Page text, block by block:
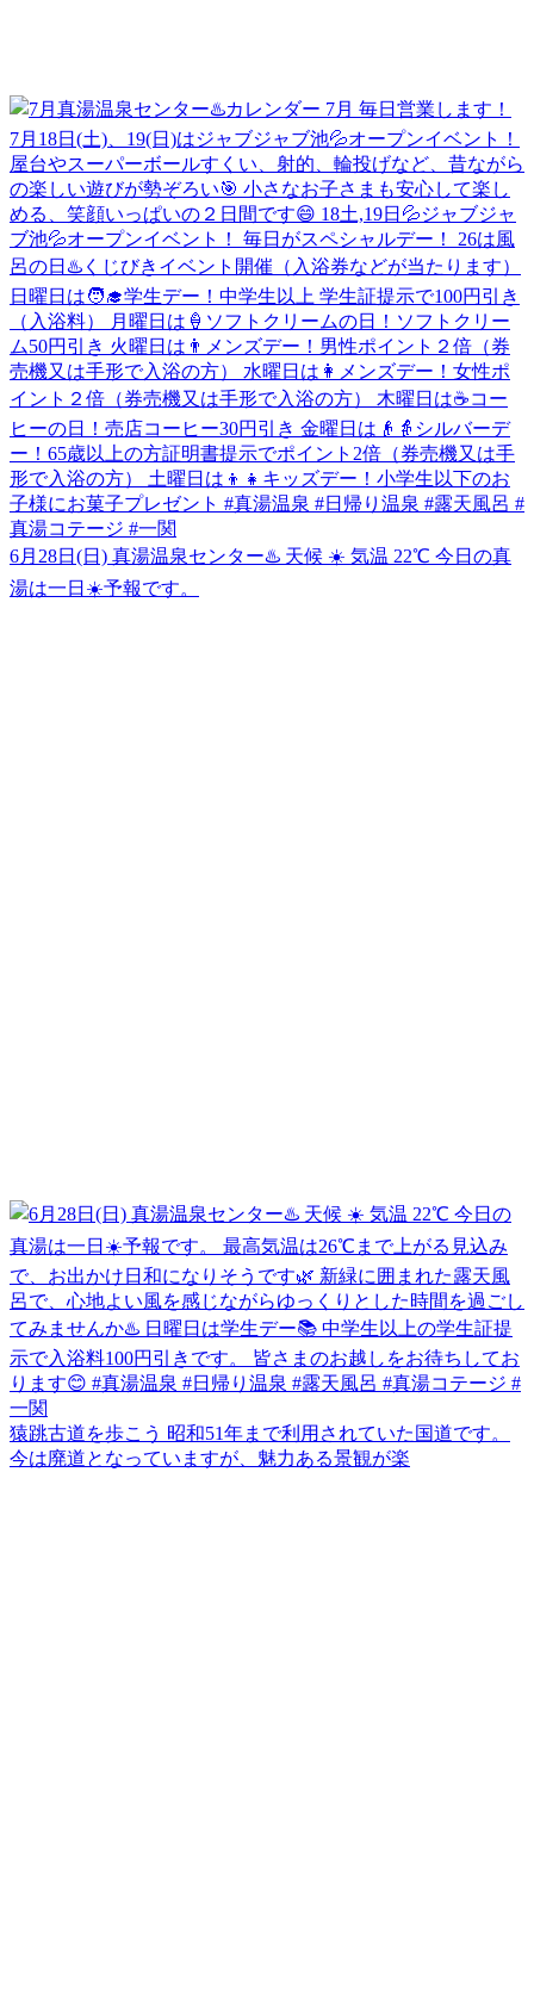
6月28日(日) 真湯温泉センター♨️ 天候 ☀️ 気温 22℃ 今日の真
湯は一日☀️予報です。
猿跳古道を歩こう 昭和51年まで利用されていた国道です。
今は廃道となっていますが、魅力ある景観が楽